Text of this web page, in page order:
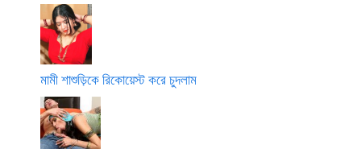
মামী শাশুড়িকে রিকোয়েস্ট করে চুদলাম